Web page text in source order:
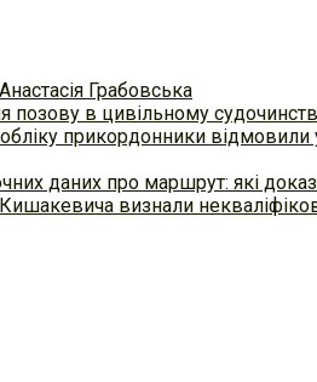
Грабовська
позову в цивільному
прикордонники
даних про маршрут: які
визнали